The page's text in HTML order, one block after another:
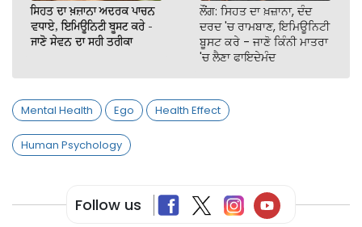
ਸਿਹਤ ਦਾ ਖ਼ਜ਼ਾਨਾ ਅਦਰਕ ਪਾਚਨ
ਵਧਾਏ, ਇਮਿਊਨਿਟੀ ਬੂਸਟ ਕਰੇ -
ਜਾਣੋ ਸੇਵਨ ਦਾ ਸਹੀ ਤਰੀਕਾ
ਲੌਂਗ: ਸਿਹਤ ਦਾ ਖ਼ਜ਼ਾਨਾ, ਦੰਦ
ਦਰਦ 'ਚ ਰਾਮਬਾਣ, ਇਮਿਊਨਿਟੀ
ਬੂਸਟ ਕਰੇ - ਜਾਣੋ ਕਿੰਨੀ ਮਾਤਰਾ
'ਚ ਲੈਣਾ ਫਾਇਦੇਮੰਦ
Mental Health Ego Health Effect
Human Psychology
Follow us